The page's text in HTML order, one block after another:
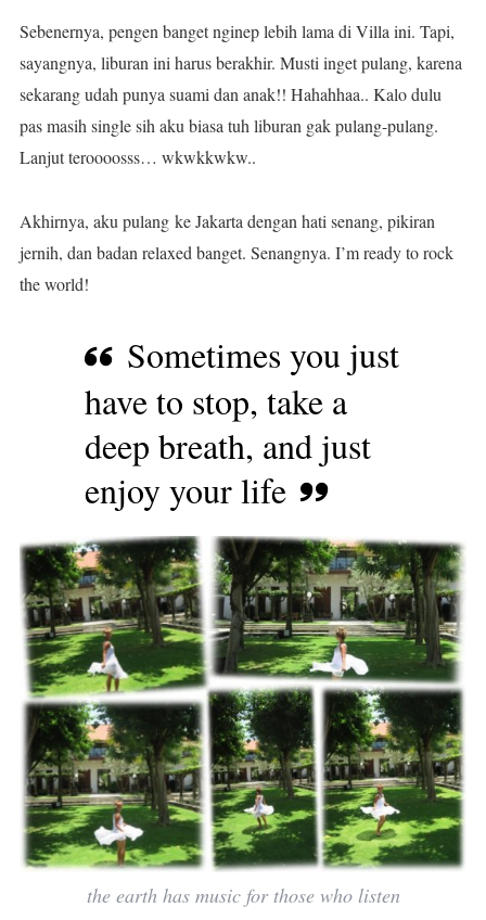
Sebenernya, pengen banget nginep lebih lama di Villa ini. Tapi,
sayangnya, liburan ini harus berakhir. Musti inget pulang, karena
sekarang udah punya suami dan anak!! Hahahhaa.. Kalo dulu
pas masih single sih aku biasa tuh liburan gak pulang-pulang.
Lanjut teroooosss… wkwkkwkw..
Akhirnya, aku pulang ke Jakarta dengan hati senang, pikiran
jernih, dan badan relaxed banget. Senangnya. I’m ready to rock
the world!
Sometimes you just
have to stop, take a
deep breath, and just
enjoy your life
the earth has music for those who listen